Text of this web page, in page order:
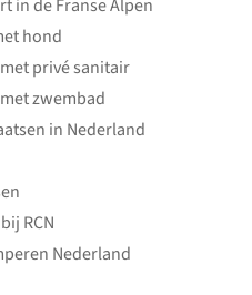
in de Franse Alpen
hond
privé sanitair
zwembad
in Nederland
RCN
Nederland